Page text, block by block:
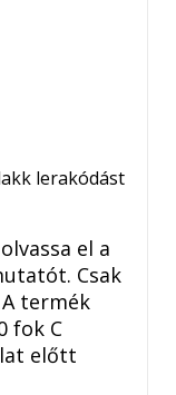
lerakódást
el a
Csak
termék
fok C
előtt